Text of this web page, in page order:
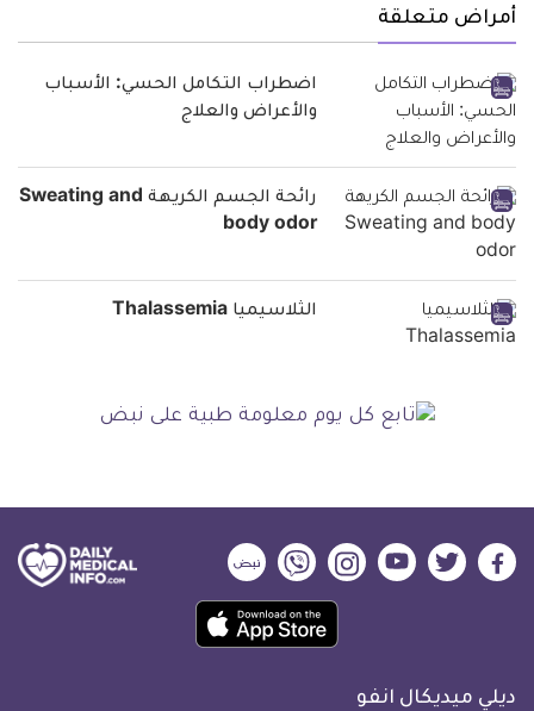
أمراض متعلقة
اضطراب التكامل الحسي: الأسباب
والأعراض والعلاج
رائحة الجسم الكريهة Sweating and
body odor
الثلاسيميا Thalassemia
ديلي
فيسبوك
ديلي
تويتر
ديلي
ميديكال
يوتيوب
ديلي
ميديكال
انفو
ديلي
ميديكال
انفو
ديلي
ميديكال
انفو
حمل
تطبيق
ديلي ميديكال انفو